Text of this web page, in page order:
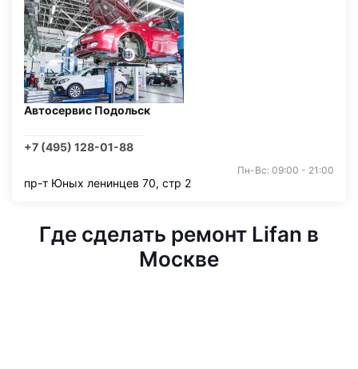
Автосервис Подольск
+7 (495) 128-01-88
Пн-Вс: 09:00 - 21:00
пр-т Юных ленинцев 70, стр 2
Где сделать ремонт Lifan в
Москве